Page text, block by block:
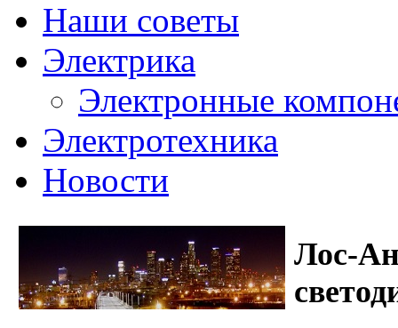
Наши советы
Электрика
Электронные
Электротехника
Новости
Лос-